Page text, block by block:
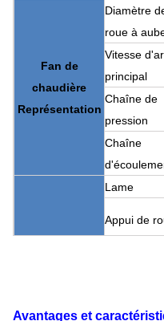
Fan de
chaudière
Représentation
Diamètre
roue à
Vitesse
principal
Chaîne de
pression
Chaîne
Lame
Appui de
Lubrification
Avantages et